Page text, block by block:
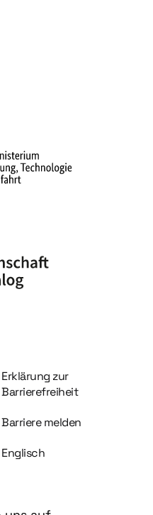
Information und Service
Erklärung zur
Barrierefreiheit
Barriere melden
Englisch